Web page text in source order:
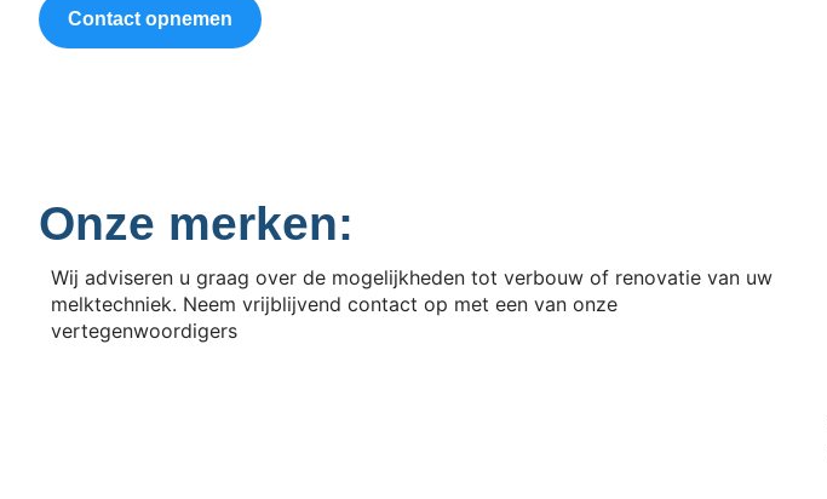
Contact opnemen
Onze merken:
Wij adviseren u graag over de mogelijkheden tot verbouw of renovatie van uw
melktechniek. Neem vrijblijvend contact op met een van onze
vertegenwoordigers